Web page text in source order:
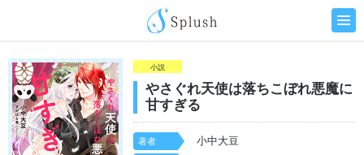
小説
やさぐれ天使は落ちこぼれ悪魔に
甘すぎる
著者 小中大豆